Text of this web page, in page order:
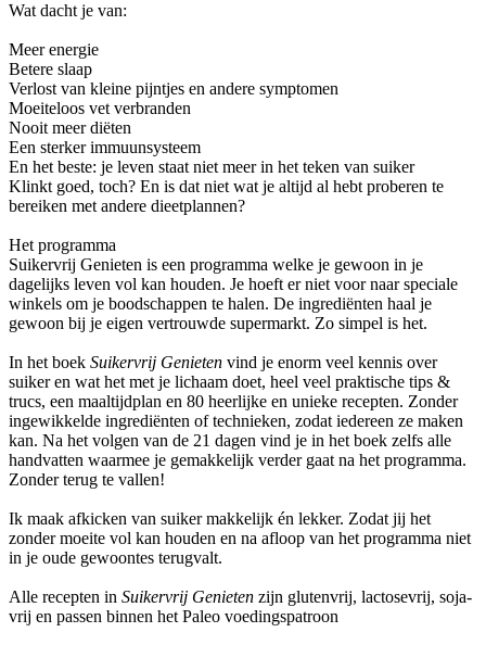
Wat dacht je van:
Meer energie
Betere slaap
Verlost van kleine pijntjes en andere symptomen
Moeiteloos vet verbranden
Nooit meer diëten
Een sterker immuunsysteem
En het beste: je leven staat niet meer in het teken van suiker
Klinkt goed, toch? En is dat niet wat je altijd al hebt proberen te
bereiken met andere dieetplannen?
Het programma
Suikervrij Genieten is een programma welke je gewoon in je
dagelijks leven vol kan houden. Je hoeft er niet voor naar speciale
winkels om je boodschappen te halen. De ingrediënten haal je
gewoon bij je eigen vertrouwde supermarkt. Zo simpel is het.
In het boek Suikervrij Genieten vind je enorm veel kennis over
suiker en wat het met je lichaam doet, heel veel praktische tips &
trucs, een maaltijdplan en 80 heerlijke en unieke recepten. Zonder
ingewikkelde ingrediënten of technieken, zodat iedereen ze maken
kan. Na het volgen van de 21 dagen vind je in het boek zelfs alle
handvatten waarmee je gemakkelijk verder gaat na het programma.
Zonder terug te vallen!
Ik maak afkicken van suiker makkelijk én lekker. Zodat jij het
zonder moeite vol kan houden en na afloop van het programma niet
in je oude gewoontes terugvalt.
Alle recepten in Suikervrij Genieten zijn glutenvrij, lactosevrij, soja-
vrij en passen binnen het Paleo voedingspatroon